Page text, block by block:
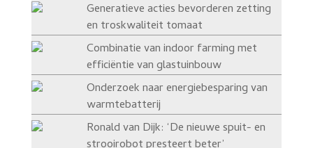
Generatieve acties bevorderen zetting
en troskwaliteit tomaat
Combinatie van indoor farming met
efficiëntie van glastuinbouw
Onderzoek naar energiebesparing van
warmtebatterij
Ronald van Dijk: ‘De nieuwe spuit- en